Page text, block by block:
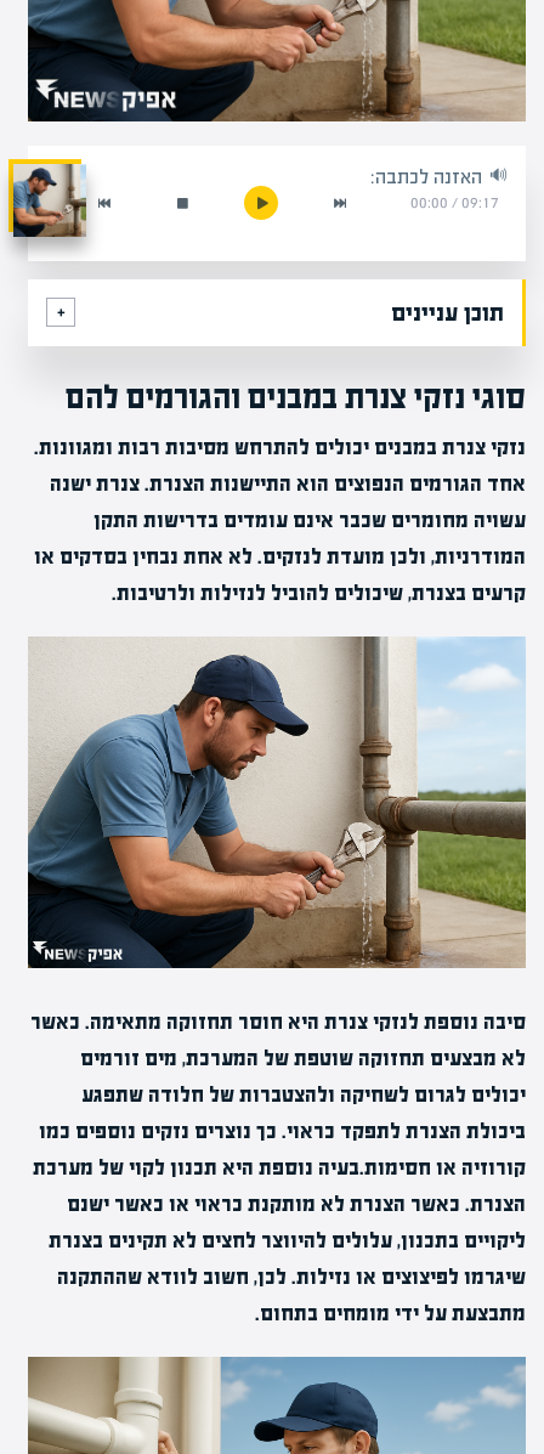
האזנה לכתבה:
09:17
/
00:00
תוכן עניינים
סוגי נזקי צנרת במבנים והגורמים להם
נזקי צנרת במבנים יכולים להתרחש מסיבות רבות ומגוונות.
אחד הגורמים הנפוצים הוא התיישנות הצנרת. צנרת ישנה
עשויה מחומרים שכבר אינם עומדים בדרישות התקן
המודרניות, ולכן מועדת לנזקים. לא אחת נבחין בסדקים או
קרעים בצנרת, שיכולים להוביל לנזילות ולרטיבות.
סיבה נוספת לנזקי צנרת היא חוסר תחזוקה מתאימה. כאשר
לא מבצעים תחזוקה שוטפת של המערכת, מים זורמים
יכולים לגרום לשחיקה ולהצטברות של חלודה שתפגע
ביכולת הצנרת לתפקד כראוי. כך נוצרים נזקים נוספים כמו
קורוזיה או חסימות.בעיה נוספת היא תכנון לקוי של מערכת
הצנרת. כאשר הצנרת לא מותקנת כראוי או כאשר ישנם
ליקויים בתכנון, עלולים להיווצר לחצים לא תקינים בצנרת
שיגרמו לפיצוצים או נזילות. לכן, חשוב לוודא שההתקנה
מתבצעת על ידי מומחים בתחום.